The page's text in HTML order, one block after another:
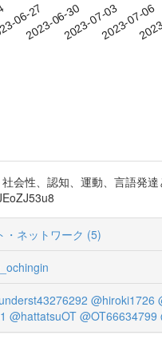
06-27
2023-06-302023-07-032023-07-06
会性、認知、運動、言語発
・ネットワーク (5)
@hiroki1726
@hattatsuOT @OT66634799